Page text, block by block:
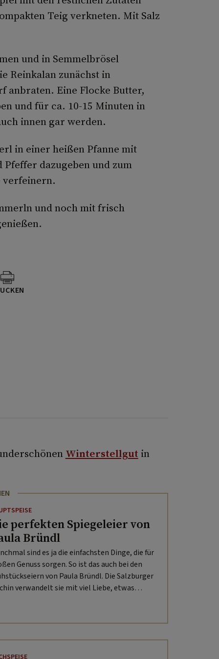
Teig verkneten. Mit Salz
und in Semmelbrösel
Reinkalan zunächst in
anbraten. Eine Flocke Butter,
und für ca. 10-15 Minuten in
innen gar werden.
in einer heißen Pfanne mit
dazugeben und zum
verfeinern.
und noch mit frisch
Winterstellgut in
perfekten Spiegeleier von
Bründl
sind es ja die einfachsten Dinge, die für
Genuss sorgen. So ist das auch bei den
von Paula Bründl. Die Salzburger
verwandelt sie mit viel Liebe, etwas